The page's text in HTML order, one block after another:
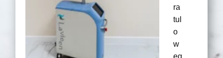
ra
tul
o
w
eg